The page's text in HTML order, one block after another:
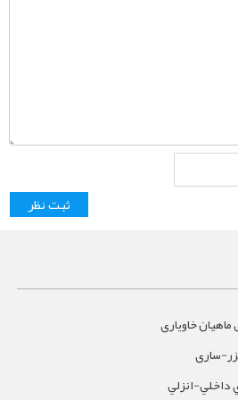
خاویاری
ساری
داخلي-انزلي